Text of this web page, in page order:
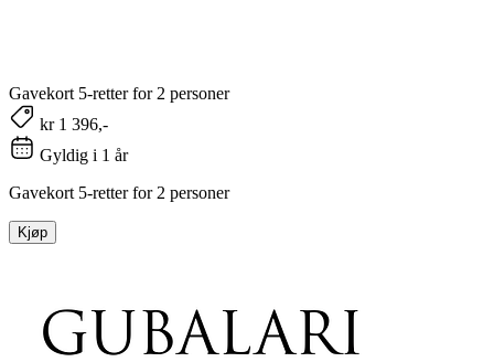
Gavekort 5-retter for 2 personer
kr 1 396,-
Gyldig i 1 år
Gavekort 5-retter for 2 personer
Kjøp